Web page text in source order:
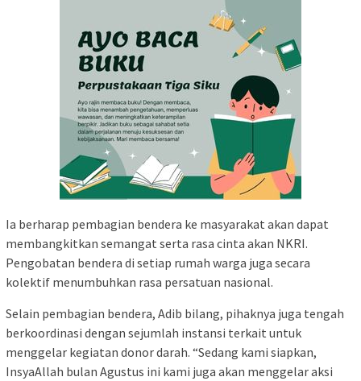
Ia berharap pembagian bendera ke masyarakat akan dapat
membangkitkan semangat serta rasa cinta akan NKRI.
Pengobatan bendera di setiap rumah warga juga secara
kolektif menumbuhkan rasa persatuan nasional.
Selain pembagian bendera, Adib bilang, pihaknya juga tengah
berkoordinasi dengan sejumlah instansi terkait untuk
menggelar kegiatan donor darah. “Sedang kami siapkan,
InsyaAllah bulan Agustus ini kami juga akan menggelar aksi